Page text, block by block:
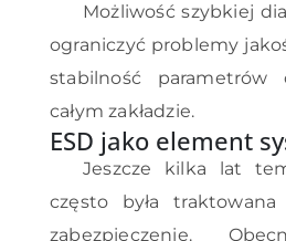
Możliwość szybkiej
ograniczyć problemy
stabilność
całym zakładzie.
ESD jako element
Jeszcze kilka lat
często była
zabezpieczenie.